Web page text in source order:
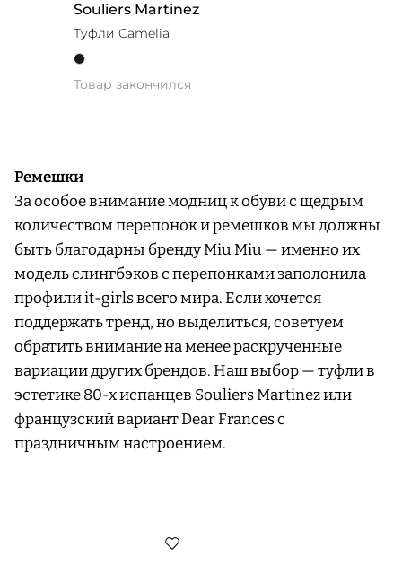
Souliers Martinez
Туфли Camelia
Товар закончился
Ремешки
За особое внимание модниц к обуви с щедрым
количеством перепонок и ремешков мы должны
быть благодарны бренду Miu Miu — именно их
модель слингбэков с перепонками заполонила
профили it-girls всего мира. Если хочется
поддержать тренд, но выделиться, советуем
обратить внимание на менее раскрученные
вариации других брендов. Наш выбор — туфли в
эстетике 80-х испанцев Souliers Martinez или
французский вариант Dear Frances с
праздничным настроением.